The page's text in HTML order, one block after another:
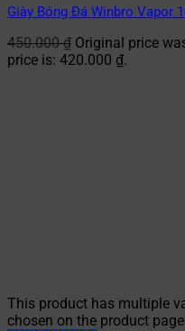
Giày Bóng Đá Winbro Vapor
450.000₫ Original price
price is: 420.000 ₫.
This product has multiple
chosen on the product page